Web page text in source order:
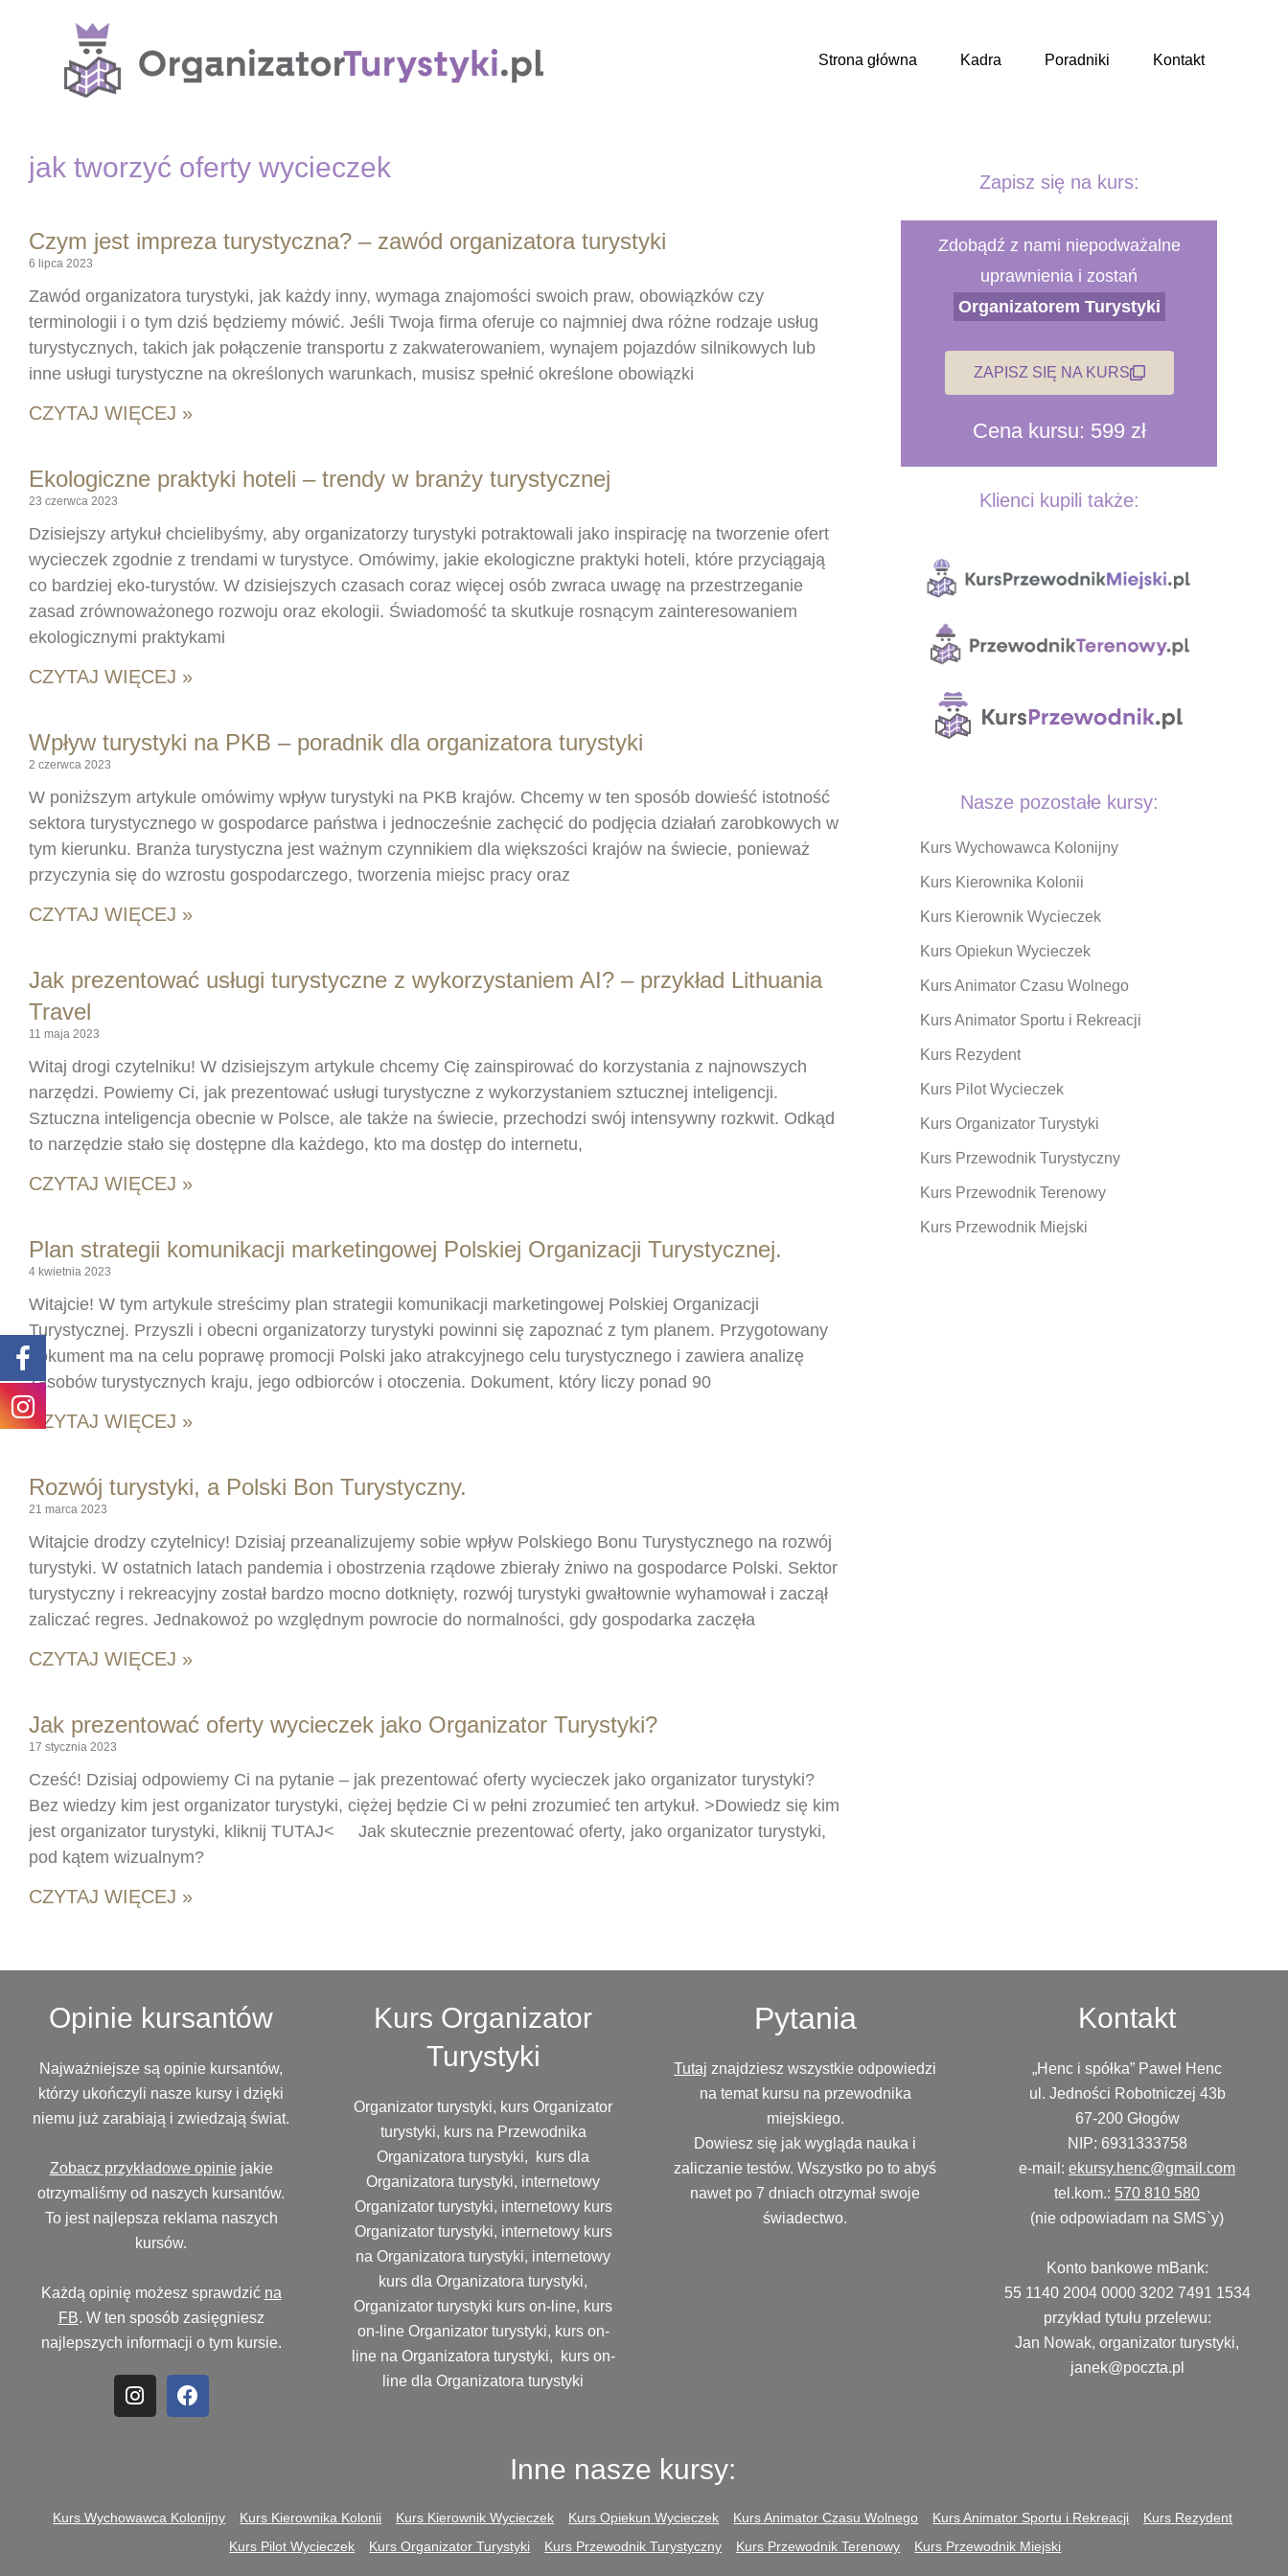
Strona główna Kadra Poradniki Kontakt
jak tworzyć oferty wycieczek
Czym jest impreza turystyczna? – zawód organizatora turystyki
6 lipca 2023
Zawód organizatora turystyki, jak każdy inny, wymaga znajomości swoich praw, obowiązków czy
terminologii i o tym dziś będziemy mówić. Jeśli Twoja firma oferuje co najmniej dwa różne rodzaje usług
turystycznych, takich jak połączenie transportu z zakwaterowaniem, wynajem pojazdów silnikowych lub
inne usługi turystyczne na określonych warunkach, musisz spełnić określone obowiązki
CZYTAJ WIĘCEJ »
Ekologiczne praktyki hoteli – trendy w branży turystycznej
23 czerwca 2023
Dzisiejszy artykuł chcielibyśmy, aby organizatorzy turystyki potraktowali jako inspirację na tworzenie ofert
wycieczek zgodnie z trendami w turystyce. Omówimy, jakie ekologiczne praktyki hoteli, które przyciągają
co bardziej eko-turystów. W dzisiejszych czasach coraz więcej osób zwraca uwagę na przestrzeganie
zasad zrównoważonego rozwoju oraz ekologii. Świadomość ta skutkuje rosnącym zainteresowaniem
ekologicznymi praktykami
CZYTAJ WIĘCEJ »
Wpływ turystyki na PKB – poradnik dla organizatora turystyki
2 czerwca 2023
W poniższym artykule omówimy wpływ turystyki na PKB krajów. Chcemy w ten sposób dowieść istotność
sektora turystycznego w gospodarce państwa i jednocześnie zachęcić do podjęcia działań zarobkowych w
tym kierunku. Branża turystyczna jest ważnym czynnikiem dla większości krajów na świecie, ponieważ
przyczynia się do wzrostu gospodarczego, tworzenia miejsc pracy oraz
CZYTAJ WIĘCEJ »
Jak prezentować usługi turystyczne z wykorzystaniem AI? – przykład Lithuania
Travel
11 maja 2023
Witaj drogi czytelniku! W dzisiejszym artykule chcemy Cię zainspirować do korzystania z najnowszych
narzędzi. Powiemy Ci, jak prezentować usługi turystyczne z wykorzystaniem sztucznej inteligencji.
Sztuczna inteligencja obecnie w Polsce, ale także na świecie, przechodzi swój intensywny rozkwit. Odkąd
to narzędzie stało się dostępne dla każdego, kto ma dostęp do internetu,
CZYTAJ WIĘCEJ »
Plan strategii komunikacji marketingowej Polskiej Organizacji Turystycznej.
4 kwietnia 2023
Witajcie! W tym artykule streścimy plan strategii komunikacji marketingowej Polskiej Organizacji
Turystycznej. Przyszli i obecni organizatorzy turystyki powinni się zapoznać z tym planem. Przygotowany
dokument ma na celu poprawę promocji Polski jako atrakcyjnego celu turystycznego i zawiera analizę
zasobów turystycznych kraju, jego odbiorców i otoczenia. Dokument, który liczy ponad 90
CZYTAJ WIĘCEJ »
Rozwój turystyki, a Polski Bon Turystyczny.
21 marca 2023
Witajcie drodzy czytelnicy! Dzisiaj przeanalizujemy sobie wpływ Polskiego Bonu Turystycznego na rozwój
turystyki. W ostatnich latach pandemia i obostrzenia rządowe zbierały żniwo na gospodarce Polski. Sektor
turystyczny i rekreacyjny został bardzo mocno dotknięty, rozwój turystyki gwałtownie wyhamował i zaczął
zaliczać regres. Jednakowoż po względnym powrocie do normalności, gdy gospodarka zaczęła
CZYTAJ WIĘCEJ »
Jak prezentować oferty wycieczek jako Organizator Turystyki?
17 stycznia 2023
Cześć! Dzisiaj odpowiemy Ci na pytanie – jak prezentować oferty wycieczek jako organizator turystyki?
Bez wiedzy kim jest organizator turystyki, ciężej będzie Ci w pełni zrozumieć ten artykuł. >Dowiedz się kim
jest organizator turystyki, kliknij TUTAJ< Jak skutecznie prezentować oferty, jako organizator turystyki,
pod kątem wizualnym?
CZYTAJ WIĘCEJ »
Zapisz się na kurs:
Zdobądź z nami niepodważalne
uprawnienia i zostań
Organizatorem Turystyki
ZAPISZ SIĘ NA KURS
Cena kursu: 599 zł
Klienci kupili także:
Nasze pozostałe kursy:
Kurs Wychowawca Kolonijny
Kurs Kierownika Kolonii
Kurs Kierownik Wycieczek
Kurs Opiekun Wycieczek
Kurs Animator Czasu Wolnego
Kurs Animator Sportu i Rekreacji
Kurs Rezydent
Kurs Pilot Wycieczek
Kurs Organizator Turystyki
Kurs Przewodnik Turystyczny
Kurs Przewodnik Terenowy
Kurs Przewodnik Miejski
Opinie kursantów
Najważniejsze są opinie kursantów,
którzy ukończyli nasze kursy i dzięki
niemu już zarabiają i zwiedzają świat.
Zobacz przykładowe opinie jakie
otrzymaliśmy od naszych kursantów.
To jest najlepsza reklama naszych
kursów.
Każdą opinię możesz sprawdzić na
FB. W ten sposób zasięgniesz
najlepszych informacji o tym kursie.
Kurs Organizator
Turystyki
Organizator turystyki, kurs Organizator
turystyki, kurs na Przewodnika
Organizatora turystyki, kurs dla
Organizatora turystyki, internetowy
Organizator turystyki, internetowy kurs
Organizator turystyki, internetowy kurs
na Organizatora turystyki, internetowy
kurs dla Organizatora turystyki,
Organizator turystyki kurs on-line, kurs
on-line Organizator turystyki, kurs on-
line na Organizatora turystyki, kurs on-
line dla Organizatora turystyki
Pytania
Tutaj znajdziesz wszystkie odpowiedzi
na temat kursu na przewodnika
miejskiego.
Dowiesz się jak wygląda nauka i
zaliczanie testów. Wszystko po to abyś
nawet po 7 dniach otrzymał swoje
świadectwo.
Kontakt
„Henc i spółka” Paweł Henc
ul. Jedności Robotniczej 43b
67-200 Głogów
NIP: 6931333758
e-mail: ekursy.henc@gmail.com
tel.kom.: 570 810 580
(nie odpowiadam na SMS`y)
Konto bankowe mBank:
55 1140 2004 0000 3202 7491 1534
przykład tytułu przelewu:
Jan Nowak, organizator turystyki,
janek@poczta.pl
Inne nasze kursy:
Kurs Wychowawca Kolonijny Kurs Kierownika Kolonii Kurs Kierownik Wycieczek Kurs Opiekun Wycieczek Kurs Animator Czasu Wolnego Kurs Animator Sportu i Rekreacji
Kurs Rezydent
Kurs Pilot Wycieczek
Kurs Organizator Turystyki Kurs Przewodnik Turystyczny Kurs Przewodnik Terenowy Kurs Przewodnik Miejski